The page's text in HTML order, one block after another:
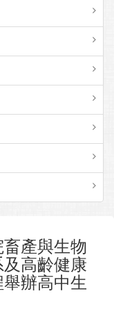
產與生物
高齡健康
辦高中生